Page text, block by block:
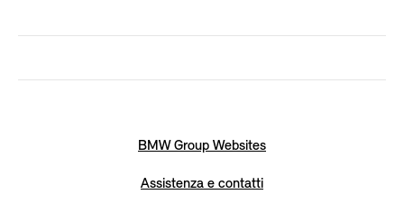
BMW Group Websites
Assistenza e contatti